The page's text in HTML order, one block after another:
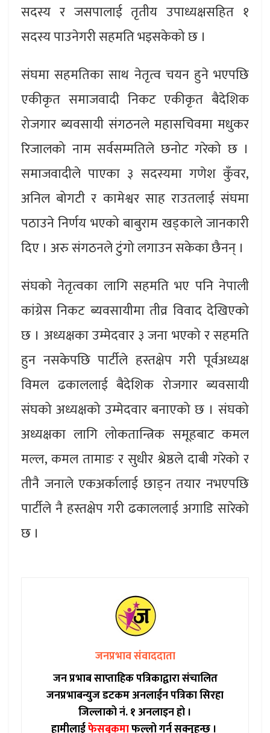
सदस्य र जसपालाई तृतीय उपाध्यक्षसहित १
सदस्य पाउनेगरी सहमति भइसकेको छ ।
संघमा सहमतिका साथ नेतृत्व चयन हुने भएपछि
एकीकृत समाजवादी निकट एकीकृत बैदेशिक
रोजगार ब्यवसायी संगठनले महासचिवमा मधुकर
रिजालको नाम सर्वसम्मतिले छनोट गरेको छ ।
समाजवादीले पाएका ३ सदस्यमा गणेश कुँवर,
अनिल बोगटी र कामेश्वर साह राउतलाई संघमा
पठाउने निर्णय भएको बाबुराम खड्काले जानकारी
दिए । अरु संगठनले टुंगो लगाउन सकेका छैनन् ।
संघको नेतृत्वका लागि सहमति भए पनि नेपाली
कांग्रेस निकट ब्यवसायीमा तीव्र विवाद देखिएको
छ । अध्यक्षका उम्मेदवार ३ जना भएको र सहमति
हुन नसकेपछि पार्टीले हस्तक्षेप गरी पूर्वअध्यक्ष
विमल ढकाललाई बैदेशिक रोजगार ब्यवसायी
संघको अध्यक्षको उम्मेदवार बनाएको छ । संघको
अध्यक्षका लागि लोकतान्त्रिक समूहबाट कमल
मल्ल, कमल तामाङ र सुधीर श्रेष्ठले दाबी गरेको र
तीनै जनाले एकअर्कालाई छाड्न तयार नभएपछि
पार्टीले नै हस्तक्षेप गरी ढकाललाई अगाडि सारेको
छ ।
जनप्रभाव संवाददाता
जन प्रभाब साप्ताहिक पत्रिकाद्वारा संचालित
जनप्रभाबन्युज डटकम अनलाईन पत्रिका सिरहा
जिल्लाको नं. १ अनलाइन हो ।
हामीलाईफेसबुकमाफल्लो गर्न सक्नुहुन्छ ।